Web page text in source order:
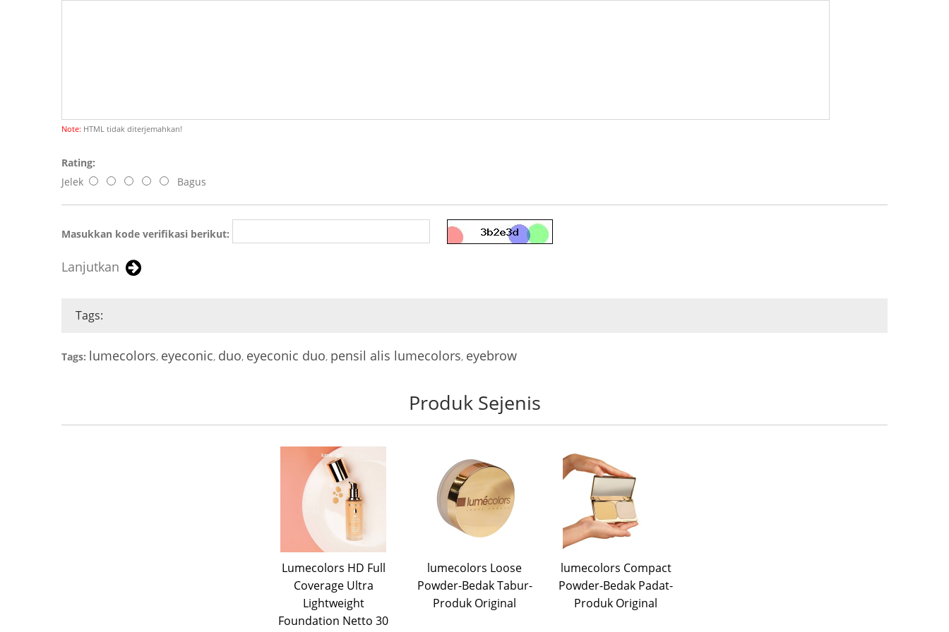
Note: HTML tidak diterjemahkan!
Rating:
Jelek
Bagus
Masukkan kode verifikasi berikut:
Lanjutkan
Tags:
Tags: lumecolors, eyeconic, duo, eyeconic duo, pensil alis lumecolors, eyebrow
Produk Sejenis
Lumecolors HD Full
Coverage Ultra
Lightweight
Foundation Netto 30
lumecolors Loose
Powder-Bedak Tabur-
Produk Original
lumecolors Compact
Powder-Bedak Padat-
Produk Original